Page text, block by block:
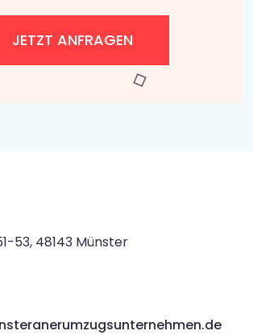
JETZT ANFRAGEN
53, 48143 Münster